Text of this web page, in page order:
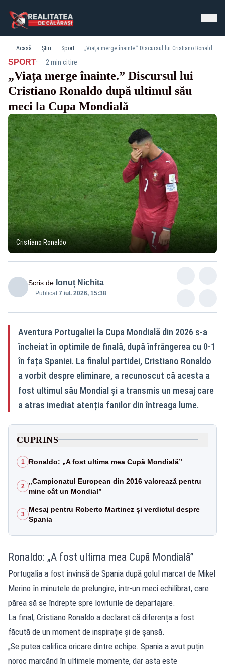
Acasă Știri Sport „Viața merge înainte.” Discursul lui Cristiano Ronaldo după ultimul său meci la Cupa Mondială
SPORT· 2 min citire
„Viața merge înainte.” Discursul lui
Cristiano Ronaldo după ultimul său
meci la Cupa Mondială
Cristiano Ronaldo
Scris de Ionuț Nichita
Publicat:7 iul. 2026, 15:38
Aventura Portugaliei la Cupa Mondială din 2026 s-a
încheiat în optimile de finală, după înfrângerea cu 0-1
în fața Spaniei. La finalul partidei, Cristiano Ronaldo
a vorbit despre eliminare, a recunoscut că acesta a
fost ultimul său Mondial și a transmis un mesaj care
a atras imediat atenția fanilor din întreaga lume.
CUPRINS
1 Ronaldo: „A fost ultima mea Cupă Mondială”
2
„Campionatul European din 2016 valorează pentru
mine cât un Mondial”
3
Mesaj pentru Roberto Martinez și verdictul despre
Spania
Ronaldo: „A fost ultima mea Cupă Mondială”
Portugalia a fost învinsă de Spania după golul marcat de Mikel
Merino în minutele de prelungire, într-un meci echilibrat, care
părea să se îndrepte spre loviturile de departajare.
La final, Cristiano Ronaldo a declarat că diferența a fost
făcută de un moment de inspirație și de șansă.
„Se putea califica oricare dintre echipe. Spania a avut puțin
noroc marcând în ultimele momente, dar asta este